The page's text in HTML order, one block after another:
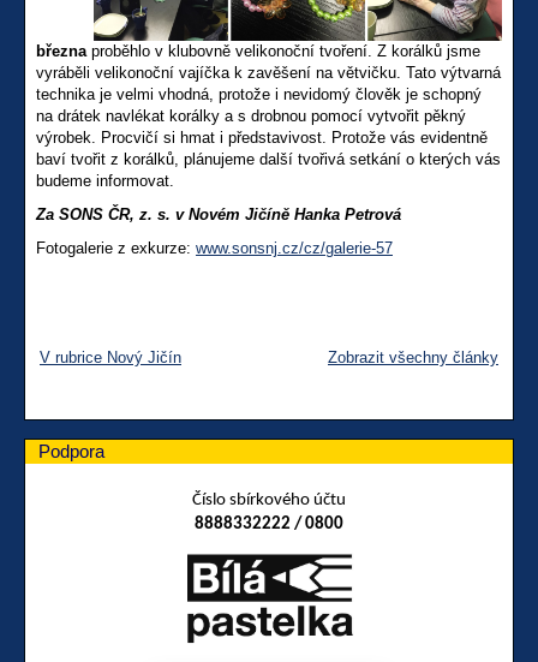
březnaproběhlo v klubovně velikonoční tvoření. Z korálků jsme
vyráběli velikonoční vajíčka k zavěšení na větvičku. Tato výtvarná
technika je velmi vhodná, protože i nevidomý člověk je schopný
na drátek navlékat korálky a s drobnou pomocí vytvořit pěkný
výrobek. Procvičí si hmat i představivost. Protože vás evidentně
baví tvořit z korálků, plánujeme další tvořivá setkání o kterých vás
budeme informovat.
Za SONS ČR, z. s. v Novém Jičíně Hanka Petrová
Fotogalerie z exkurze: www.sonsnj.cz/cz/galerie-57
V rubrice Nový Jičín Zobrazit všechny články
Podpora
Číslo sbírkového účtu
8888332222 / 0800